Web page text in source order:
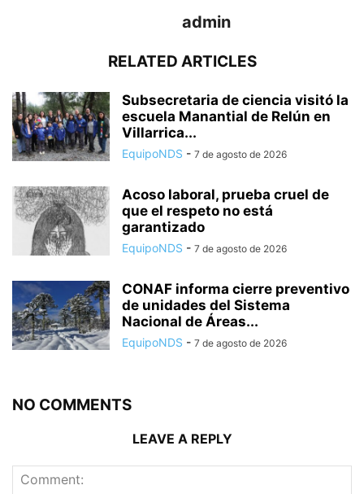
admin
RELATED ARTICLES
Subsecretaria de ciencia visitó la
escuela Manantial de Relún en
Villarrica...
EquipoNDS - 7 de agosto de 2026
Acoso laboral, prueba cruel de
que el respeto no está
garantizado
EquipoNDS - 7 de agosto de 2026
CONAF informa cierre preventivo
de unidades del Sistema
Nacional de Áreas...
EquipoNDS - 7 de agosto de 2026
NO COMMENTS
LEAVE A REPLY